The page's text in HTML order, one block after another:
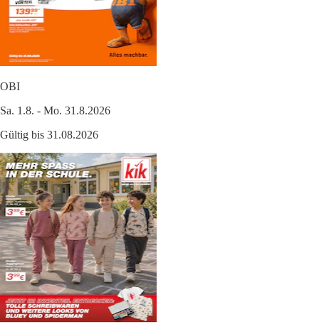
OBI
Sa. 1.8. - Mo. 31.8.2026
Gültig bis 31.08.2026